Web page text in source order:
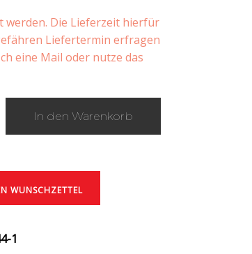
werden. Die Lieferzeit hierfür
Liefertermin erfragen
eine Mail oder nutze das
In den Warenkorb
WUNSCHZETTEL
1